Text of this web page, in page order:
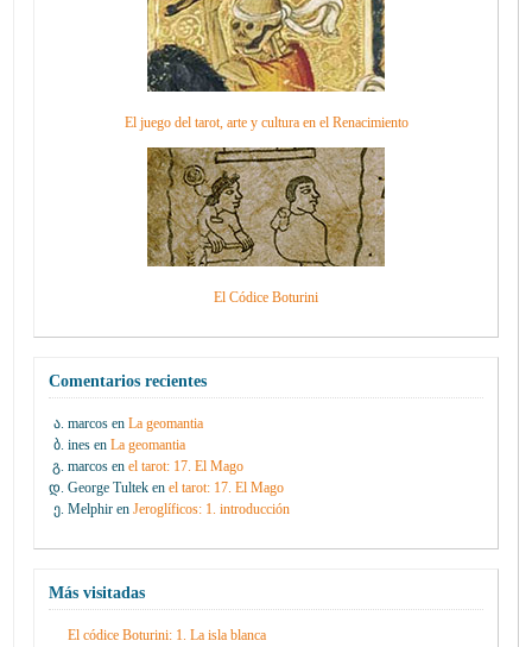
El juego del tarot, arte y cultura en el Renacimiento
El Códice Boturini
Comentarios recientes
marcos enLa geomantia
ines enLa geomantia
marcos enel tarot: 17. El Mago
George Tultek enel tarot: 17. El Mago
Melphir enJeroglíficos: 1. introducción
Más visitadas
El códice Boturini: 1. La isla blanca